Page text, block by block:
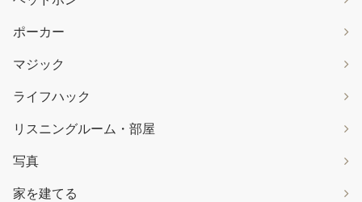
ポーカー
マジック
ライフハック
リスニングルーム・部屋
写真
家を建てる